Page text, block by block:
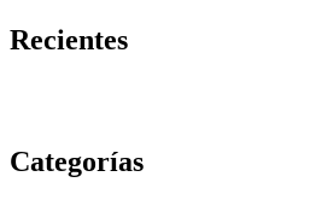
Recientes
Categorías